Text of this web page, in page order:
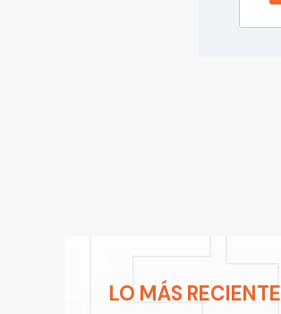
LO MÁS RECIENTE